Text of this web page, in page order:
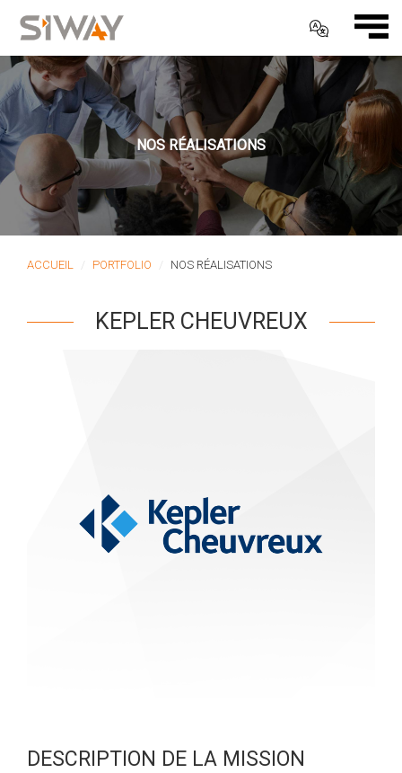
NOS RÉALISATIONS
ACCUEIL PORTFOLIO NOS RÉALISATIONS
KEPLER CHEUVREUX
DESCRIPTION DE LA MISSION